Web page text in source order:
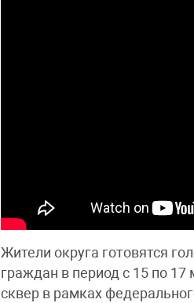
Жители округа готовятся
граждан в период с 15 по 17
сквер в рамках